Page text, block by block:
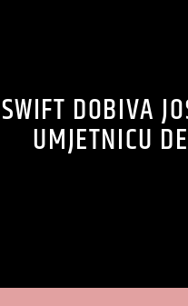
DOBIVA
UMJETNICU